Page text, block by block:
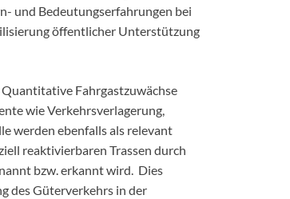
und Bedeutungserfahrungen bei
öffentlicher Unterstützung
Fahrgastzuwächse
wie Verkehrsverlagerung,
werden ebenfalls als relevant
reaktivierbaren Trassen durch
bzw. erkannt wird. Dies
des Güterverkehrs in der